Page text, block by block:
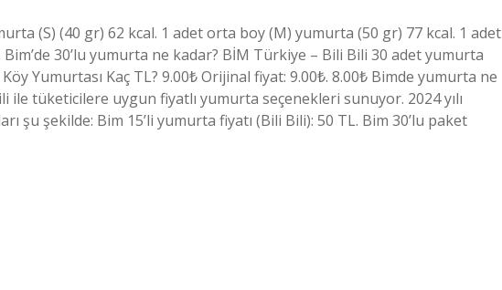
(S) (40 gr) 62 kcal. 1 adet orta boy (M) yumurta (50 gr) 77 kcal. 1 adet
30’lu yumurta ne kadar? BİM Türkiye – Bili Bili 30 adet yumurta
Yumurtası Kaç TL? 9.00₺ Orijinal fiyat: 9.00₺. 8.00₺ Bimde yumurta ne
ile tüketicilere uygun fiyatlı yumurta seçenekleri sunuyor. 2024 yılı
şu şekilde: Bim 15’li yumurta fiyatı (Bili Bili): 50 TL. Bim 30’lu paket